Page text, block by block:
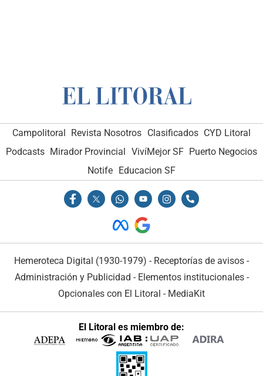
Campolitoral Revista Nosotros Clasificados CYD Litoral
Podcasts Mirador Provincial VivíMejor SF Puerto Negocios
Notife Educacion SF
Hemeroteca Digital (1930-1979) - Receptorías de avisos -
Administración y Publicidad - Elementos institucionales-
Opcionales con El Litoral - MediaKit
El Litoral es miembro de: